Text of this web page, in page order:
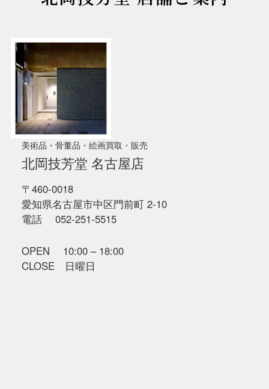
美術品・骨董品・絵画買取・販売
北岡技芳堂 名古屋店
〒460-0018
愛知県名古屋市中区門前町 2-10
電話 052-251-5515
OPEN 10:00 – 18:00
CLOSE 日曜日